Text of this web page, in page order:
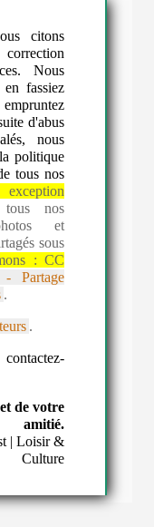
citons
Nous
fassiez
d'abus
nous
politique
tous nos
nos
et
sous
:CC
- Partage
.
.
de votre
amitié.
| Loisir &
Culture